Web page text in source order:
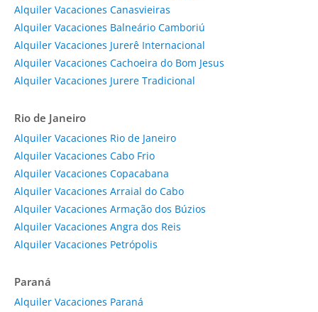
Alquiler Vacaciones Canasvieiras
Alquiler Vacaciones Balneário Camboriú
Alquiler Vacaciones Jurerê Internacional
Alquiler Vacaciones Cachoeira do Bom Jesus
Alquiler Vacaciones Jurere Tradicional
Rio de Janeiro
Alquiler Vacaciones Rio de Janeiro
Alquiler Vacaciones Cabo Frio
Alquiler Vacaciones Copacabana
Alquiler Vacaciones Arraial do Cabo
Alquiler Vacaciones Armação dos Búzios
Alquiler Vacaciones Angra dos Reis
Alquiler Vacaciones Petrópolis
Paraná
Alquiler Vacaciones Paraná